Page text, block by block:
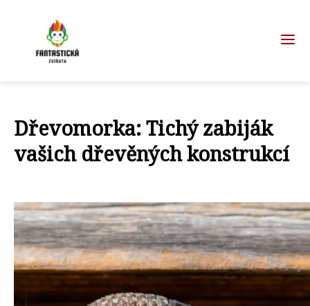
Dřevomorka: Tichý zabiják
vašich dřevěných konstrukcí